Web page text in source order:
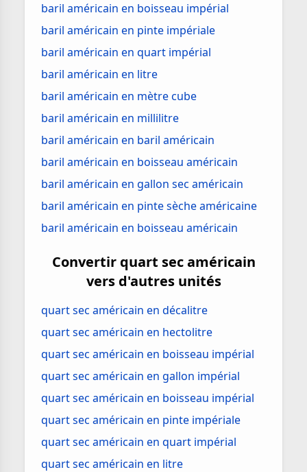
baril américain en boisseau impérial
baril américain en pinte impériale
baril américain en quart impérial
baril américain en litre
baril américain en mètre cube
baril américain en millilitre
baril américain en baril américain
baril américain en boisseau américain
baril américain en gallon sec américain
baril américain en pinte sèche américaine
baril américain en boisseau américain
Convertir quart sec américain
vers d'autres unités
quart sec américain en décalitre
quart sec américain en hectolitre
quart sec américain en boisseau impérial
quart sec américain en gallon impérial
quart sec américain en boisseau impérial
quart sec américain en pinte impériale
quart sec américain en quart impérial
quart sec américain en litre